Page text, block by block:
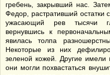
гребень, закрывший нас.
Федор, растративший остатки
ужасающий рев тысячи
вернувшись к
явилась толпа
Некоторые из них
зеленой кожей. Другие
они могли похвастаться